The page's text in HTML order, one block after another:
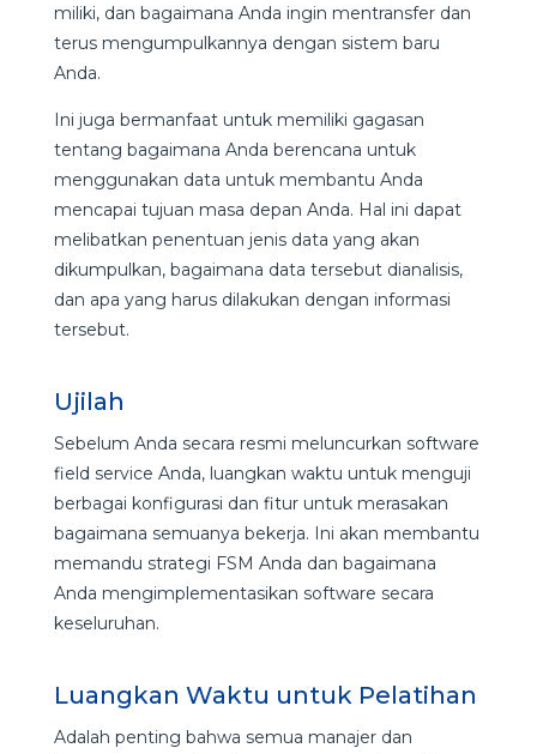
miliki, dan bagaimana Anda ingin mentransfer dan
terus mengumpulkannya dengan sistem baru
Anda.
Ini juga bermanfaat untuk memiliki gagasan
tentang bagaimana Anda berencana untuk
menggunakan data untuk membantu Anda
mencapai tujuan masa depan Anda. Hal ini dapat
melibatkan penentuan jenis data yang akan
dikumpulkan, bagaimana data tersebut dianalisis,
dan apa yang harus dilakukan dengan informasi
tersebut.
Ujilah
Sebelum Anda secara resmi meluncurkan software
field service Anda, luangkan waktu untuk menguji
berbagai konfigurasi dan fitur untuk merasakan
bagaimana semuanya bekerja. Ini akan membantu
memandu strategi FSM Anda dan bagaimana
Anda mengimplementasikan software secara
keseluruhan.
Luangkan Waktu untuk Pelatihan
Adalah penting bahwa semua manajer dan